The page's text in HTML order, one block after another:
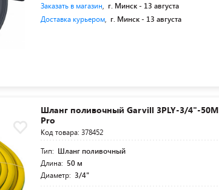
Заказать в магазин г. Минск - 13 августа
Доставка курьером г. Минск - 13 августа
Шланг поливочный Garvill 3PLY-3/4"-50М
Pro
Код товара: 378452
Тип: Шланг поливочный
Длина: 50 м
Диаметр: 3/4"